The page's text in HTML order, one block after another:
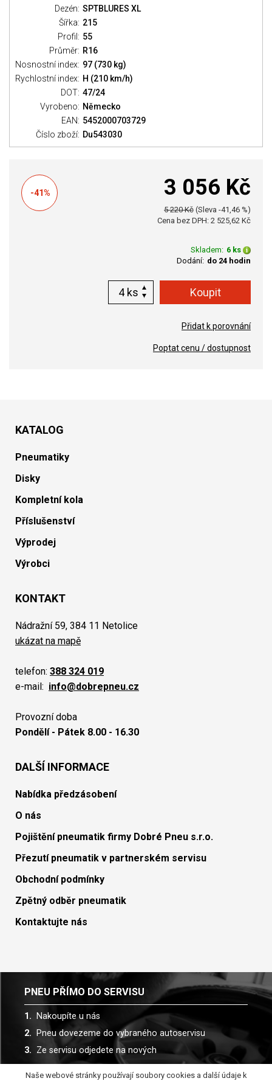
Dezén: SPTBLURES XL
Šířka: 215
Profil: 55
Průměr: R16
Nosnostní index: 97 (730 kg)
Rychlostní index: H (210 km/h)
DOT: 47/24
Vyrobeno: Německo
EAN: 5452000703729
Číslo zboží: Du543030
-41% 3 056 Kč
5 220 Kč (Sleva -41,46 %)
Cena bez DPH: 2 525,62 Kč
Skladem: 6 ks
Dodání: do 24 hodin
ks
Přidat k porovnání
Poptat cenu / dostupnost
KATALOG
Pneumatiky
Disky
Kompletní kola
Příslušenství
Výprodej
Výrobci
KONTAKT
Nádražní 59, 384 11 Netolice
ukázat na mapě
telefon: 388 324 019
e-mail: info@dobrepneu.cz
Provozní doba
Pondělí - Pátek 8.00 - 16.30
DALŠÍ INFORMACE
Nabídka předzásobení
O nás
Pojištění pneumatik firmy Dobré Pneu s.r.o.
Přezutí pneumatik v partnerském servisu
Obchodní podmínky
Zpětný odběr pneumatik
Kontaktujte nás
PNEU PŘÍMO DO SERVISU
Nakoupíte u nás
Pneu dovezeme do vybraného autoservisu
Ze servisu odjedete na nových
Spolupracujeme s více než 30 autoservisy
Naše webové stránky používají soubory cookies a další údaje k